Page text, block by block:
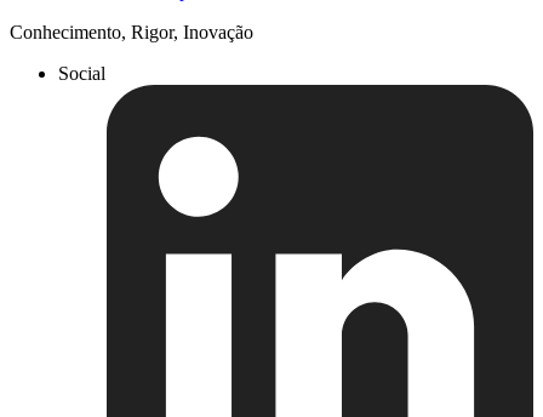
Conhecimento, Rigor, Inovação
Social